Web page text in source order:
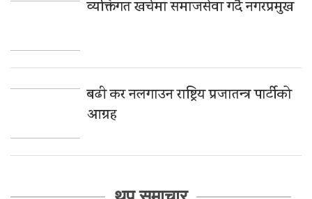
व्यक्तिगत खर्चमा समाजसेवा गर्दै नगरप्रमुख
बढी कर नलगाउन राष्ट्रिय प्रजातन्त्र पार्टीको
आग्रह